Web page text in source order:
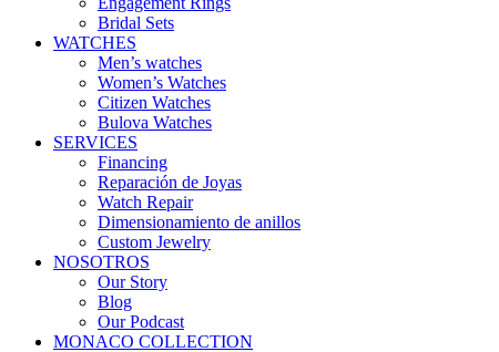
Bridal Sets
WATCHES
Men’s watches
Women’s Watches
Citizen Watches
Bulova Watches
SERVICES
Financing
Reparación de Joyas
Watch Repair
Dimensionamiento de anillos
Custom Jewelry
NOSOTROS
Our Story
Blog
Our Podcast
MONACO COLLECTION